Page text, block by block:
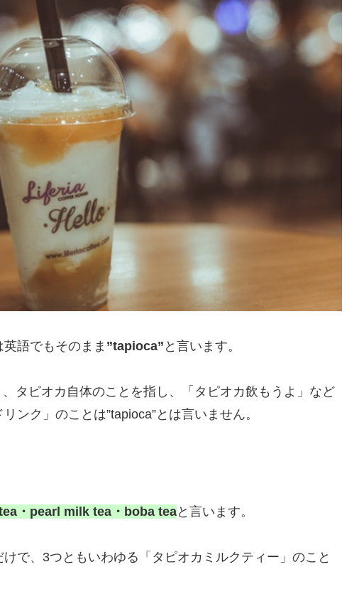
語でもそのまま ”tapioca” と言います。
タピオカ自体のことを指し、「タピオカ飲もうよ」など
ンク」のことは”tapioca”とは言いません。
・pearl milk tea・boba teaと言います。
で、3つともいわゆる「タピオカミルクティー」のこと